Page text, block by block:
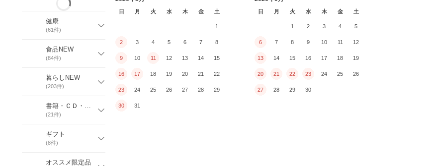
健康
(61件)
食品NEW
(84件)
暮らしNEW
(203件)
書籍・ＣＤ・ＤＶＤ
(21件)
ギフト
(8件)
オススメ限定品
日 月 火 水 木 金 土
1
2 3 4 5 6 7 8
9 10 11 12 13 14 15
16 17 18 19 20 21 22
23 24 25 26 27 28 29
30 31
日 月 火 水 木 金 土
1 2 3 4 5
6 7 8 9 10 11 12
13 14 15 16 17 18 19
20 21 22 23 24 25 26
27 28 29 30